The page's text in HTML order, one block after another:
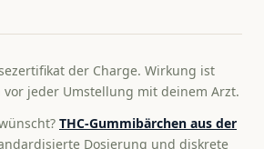
der Charge. Wirkung ist
jeder Umstellung mit deinem Arzt.
THC-Gummibärchen aus der
Dosierung und diskrete